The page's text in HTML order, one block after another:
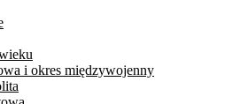
i okres międzywojenny